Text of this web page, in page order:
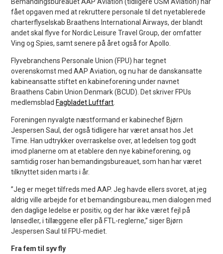
fået opgaven med at rekruttere personale til det nyetablerede
charterflyselskab Braathens International Airways, der blandt
andet skal flyve for Nordic Leisure Travel Group, der omfatter
Ving og Spies, samt senere på året også for Apollo.
Flyvebranchens Personale Union (FPU) har tegnet
overenskomst med AAP Aviation, og nu har de danskansatte
kabineansatte stiftet en kabineforening under navnet
Braathens Cabin Union Denmark (BCUD). Det skriver FPUs
medlemsblad Fagbladet Luftfart
Foreningen nyvalgte næstformand er kabinechef Bjørn
Jespersen Saul, der også tidligere har været ansat hos Jet
Time. Han udtrykker overraskelse over, at ledelsen tog godt
imod planerne om at etablere den nye kabineforening, og
samtidig roser han bemandingsbureauet, som han har været
tilknyttet siden marts i år.
”Jeg er meget tilfreds med AAP. Jeg havde ellers svoret, at jeg
aldrig ville arbejde for et bemandingsbureau, men dialogen med
den daglige ledelse er positiv, og der har ikke været fejl på
lønsedler, i tillæggene eller på FTL-reglerne,” siger Bjørn
Jespersen Saul til FPU-mediet.
Fra fem til syv fly